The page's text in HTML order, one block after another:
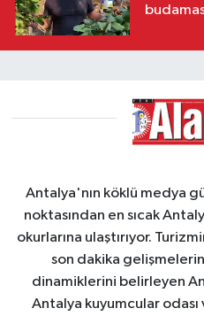
Antalya'nın köklü medya
noktasından en sıcak
okurlarına ulaştırıyor.
son dakika
dinamiklerini belirleyen
Antalya kuyumcular